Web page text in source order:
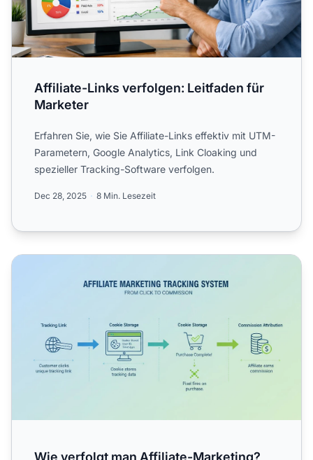
Affiliate-Links verfolgen: Leitfaden für
Marketer
Erfahren Sie, wie Sie Affiliate-Links effektiv mit UTM-
Parametern, Google Analytics, Link Cloaking und
spezieller Tracking-Software verfolgen.
Dec 28, 2025 8 Min. Lesezeit
Wie verfolgt man Affiliate-Marketing? Vollständiger
Wie verfolgt man Affiliate-Marketing?